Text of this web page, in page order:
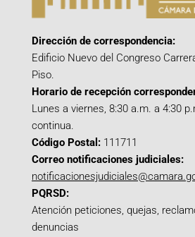
Dirección de correspondencia:
Edificio Nuevo del Congreso
Piso.
Horario de recepción
Lunes a viernes, 8:30 a.m. a 4:30
continua.
Código Postal: 111711
Correo notificaciones judiciales:
PQRSD:
Atención peticiones, quejas,
denuncias